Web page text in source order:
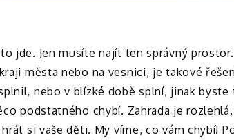
jde. Jen musíte najít ten správný
města nebo na vesnici, je takové
nebo v blízké době splní, jinak
podstatného chybí. Zahrada je
si vaše děti. My víme, co vám chybí!